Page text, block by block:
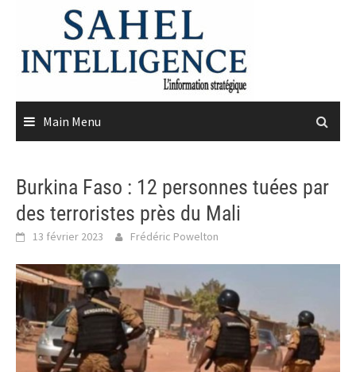
content
Main Menu
Burkina Faso : 12 personnes tuées par
des terroristes près du Mali
13 février 2023 Frédéric Powelton